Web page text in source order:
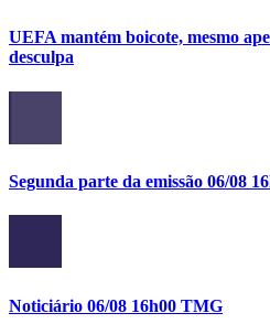
UEFA mantém boicote, mesmo
desculpa
Segunda parte da emissão 06/08
Noticiário 06/08 16h00 TMG